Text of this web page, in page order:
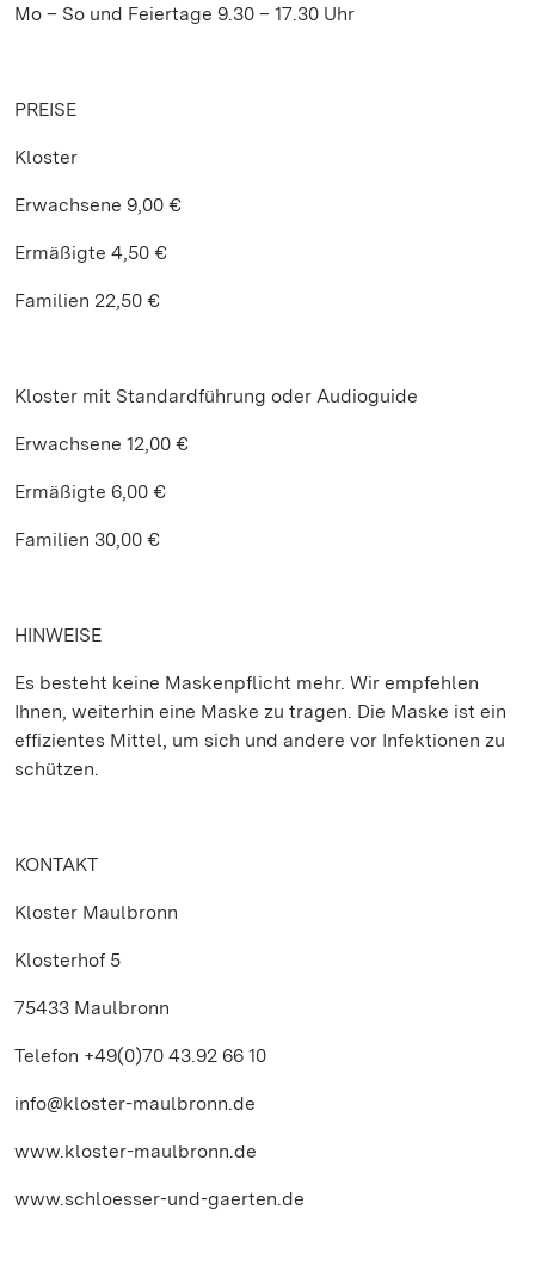
Mo – So und Feiertage 9.30 – 17.30 Uhr
PREISE
Kloster
Erwachsene 9,00 €
Ermäßigte 4,50 €
Familien 22,50 €
Kloster mit Standardführung oder Audioguide
Erwachsene 12,00 €
Ermäßigte 6,00 €
Familien 30,00 €
HINWEISE
Es besteht keine Maskenpflicht mehr. Wir empfehlen
Ihnen, weiterhin eine Maske zu tragen. Die Maske ist ein
effizientes Mittel, um sich und andere vor Infektionen zu
schützen.
KONTAKT
Kloster Maulbronn
Klosterhof 5
75433 Maulbronn
Telefon +49(0)70 43.92 66 10
info@kloster-maulbronn.de
www.kloster-maulbronn.de
www.schloesser-und-gaerten.de